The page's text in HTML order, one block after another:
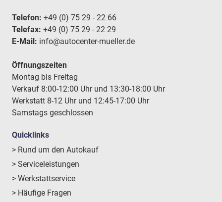
Telefon: +49 (0) 75 29 - 22 66
Telefax: +49 (0) 75 29 - 22 29
E-Mail: info@autocenter-mueller.de
Öffnungszeiten
Montag bis Freitag
Verkauf 8:00-12:00 Uhr und 13:30-18:00 Uhr
Werkstatt 8-12 Uhr und 12:45-17:00 Uhr
Samstags geschlossen
Quicklinks
> Rund um den Autokauf
> Serviceleistungen
> Werkstattservice
> Häufige Fragen